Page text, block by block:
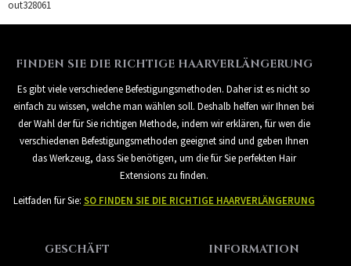
out328061
FINDEN SIE DIE RICHTIGE HAARVERLÄNGERUNG
Es gibt viele verschiedene Befestigungsmethoden. Daher ist es nicht so
einfach zu wissen, welche man wählen soll. Deshalb helfen wir Ihnen bei
der Wahl der für Sie richtigen Methode, indem wir erklären, für wen die
verschiedenen Befestigungsmethoden geeignet sind und geben Ihnen
das Werkzeug, dass Sie benötigen, um die für Sie perfekten Hair
Extensions zu finden.
Leitfaden für Sie: SO FINDEN SIE DIE RICHTIGE HAARVERLÄNGERUNG
GESCHÄFT INFORMATION